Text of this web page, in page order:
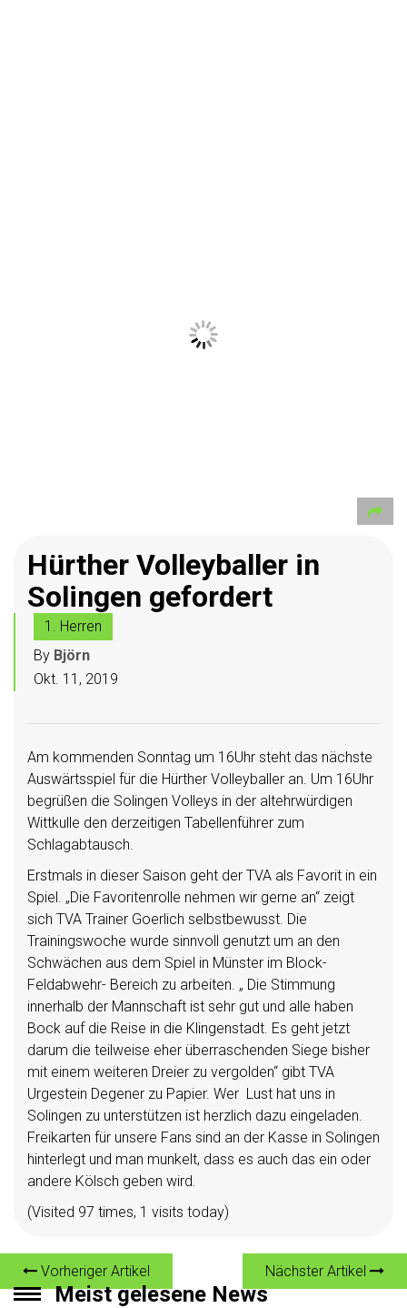
Hürther Volleyballer in
Solingen gefordert
1. Herren
By Björn
Okt. 11, 2019
Am kommenden Sonntag um 16Uhr steht das nächste
Auswärtsspiel für die Hürther Volleyballer an. Um 16Uhr
begrüßen die Solingen Volleys in der altehrwürdigen
Wittkulle den derzeitigen Tabellenführer zum
Schlagabtausch.
Erstmals in dieser Saison geht der TVA als Favorit in ein
Spiel. „Die Favoritenrolle nehmen wir gerne an“ zeigt
sich TVA Trainer Goerlich selbstbewusst. Die
Trainingswoche wurde sinnvoll genutzt um an den
Schwächen aus dem Spiel in Münster im Block-
Feldabwehr- Bereich zu arbeiten. „ Die Stimmung
innerhalb der Mannschaft ist sehr gut und alle haben
Bock auf die Reise in die Klingenstadt. Es geht jetzt
darum die teilweise eher überraschenden Siege bisher
mit einem weiteren Dreier zu vergolden“ gibt TVA
Urgestein Degener zu Papier. Wer Lust hat uns in
Solingen zu unterstützen ist herzlich dazu eingeladen.
Freikarten für unsere Fans sind an der Kasse in Solingen
hinterlegt und man munkelt, dass es auch das ein oder
andere Kölsch geben wird.
(Visited 97 times, 1 visits today)
Vorheriger Artikel Nächster Artikel
Meist gelesene News